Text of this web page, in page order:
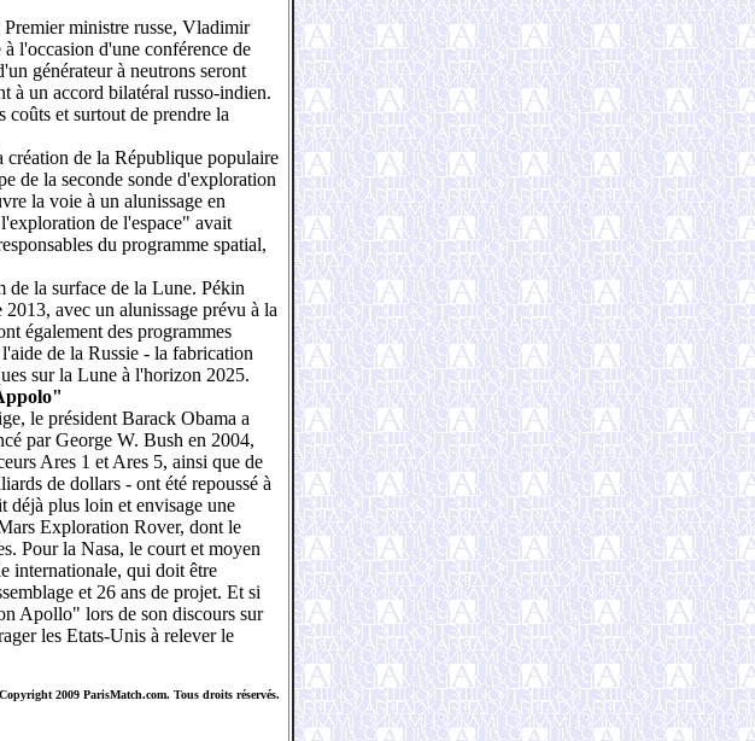
ministre russe, Vladimir
l'occasion d'une conférence de
générateur à neutrons seront
à un accord bilatéral russo-indien.
et surtout de prendre la
création de la République populaire
de la seconde sonde d'exploration
la voie à un alunissage en
de l'espace" avait
du programme spatial,
de la surface de la Lune. Pékin
avec un alunissage prévu à la
également des programmes
de la Russie - la fabrication
sur la Lune à l'horizon 2025.
le président Barack Obama a
par George W. Bush en 2004,
Ares 1 et Ares 5, ainsi que de
de dollars - ont été repoussé à
déjà plus loin et envisage une
Exploration Rover, dont le
Pour la Nasa, le court et moyen
internationale, qui doit être
et 26 ans de projet. Et si
Apollo" lors de son discours sur
les Etats-Unis à relever le
2009 ParisMatch.com. Tous droits réservés.